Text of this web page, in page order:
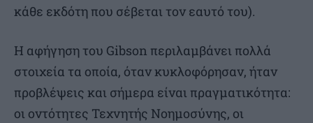
κάθε εκδότη που σέβεται τον εαυτό του).
Η αφήγηση του Gibson περιλαμβάνει πολλά
στοιχεία τα οποία, όταν κυκλοφόρησαν, ήταν
προβλέψεις και σήμερα είναι πραγματικότητα:
οι οντότητες Τεχνητής Νοημοσύνης, οι